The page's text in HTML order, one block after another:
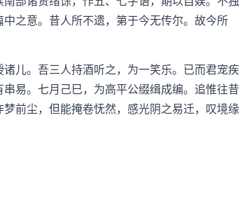
之意。昔人所不遗，第于今无传尔。故今所
儿。吾三人持酒听之，为一笑乐。已而君宠疾
易。七月己巳，为高平公缀缉成编。追惟往昔
前尘，但能掩卷怃然，感光阴之易迁，叹境缘